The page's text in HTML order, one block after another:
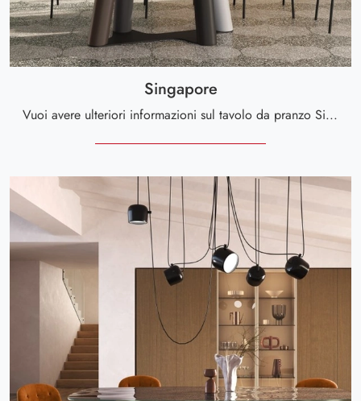
Singapore
Vuoi avere ulteriori informazioni sul tavolo da pranzo Singapore di Scavolini? Clicca e ottieni informazioni sui modelli fissi dell'azienda.